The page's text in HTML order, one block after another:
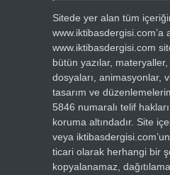
Sitede yer alan tüm
www.iktibasdergisi.com’a
www.iktibasdergisi.com
bütün yazılar,
dosyaları, animasyonlar,
tasarım ve
5846 numaralı telif
koruma altındadır. Site
veya iktibasdergisi.com’un
ticari olarak herhangi bir
kopyalanamaz,